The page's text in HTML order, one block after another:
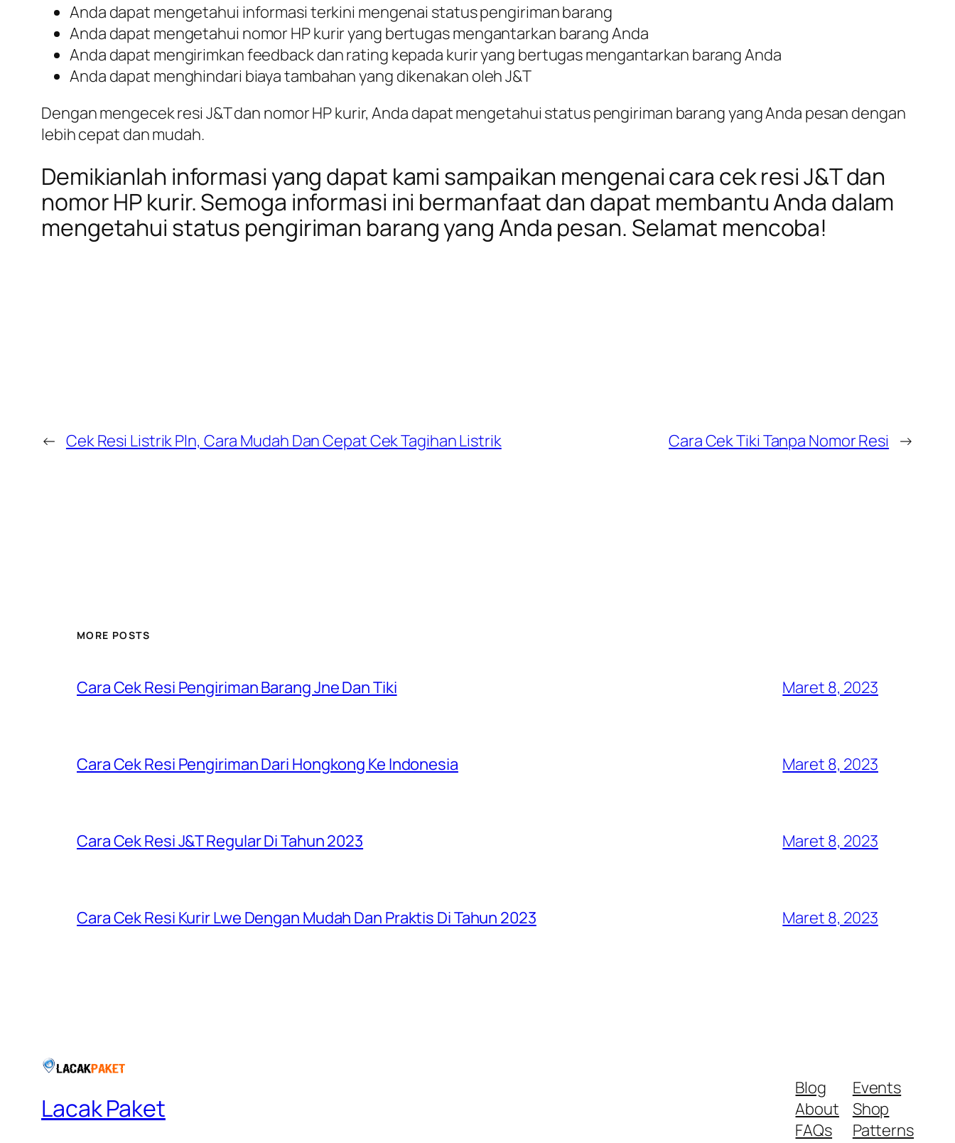
Anda dapat mengetahui informasi terkini mengenai status pengiriman barang
Anda dapat mengetahui nomor HP kurir yang bertugas mengantarkan barang Anda
Anda dapat mengirimkan feedback dan rating kepada kurir yang bertugas mengantarkan barang Anda
Anda dapat menghindari biaya tambahan yang dikenakan oleh J&T
Dengan mengecek resi J&T dan nomor HP kurir, Anda dapat mengetahui status pengiriman barang yang Anda pesan dengan
lebih cepat dan mudah.
Demikianlah informasi yang dapat kami sampaikan mengenai cara cek resi J&T dan
nomor HP kurir. Semoga informasi ini bermanfaat dan dapat membantu Anda dalam
mengetahui status pengiriman barang yang Anda pesan. Selamat mencoba!
← Cek Resi Listrik Pln, Cara Mudah Dan Cepat Cek Tagihan Listrik Cara Cek Tiki Tanpa Nomor Resi →
MORE POSTS
Cara Cek Resi Pengiriman Barang Jne Dan Tiki Maret 8, 2023
Cara Cek Resi Pengiriman Dari Hongkong Ke Indonesia Maret 8, 2023
Cara Cek Resi J&T Regular Di Tahun 2023 Maret 8, 2023
Cara Cek Resi Kurir Lwe Dengan Mudah Dan Praktis Di Tahun 2023 Maret 8, 2023
Lacak Paket
Blog
About
FAQs
Events
Shop
Patterns